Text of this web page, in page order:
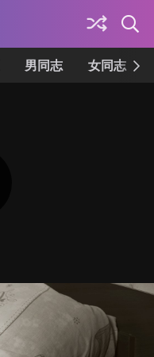
男同志 女同志